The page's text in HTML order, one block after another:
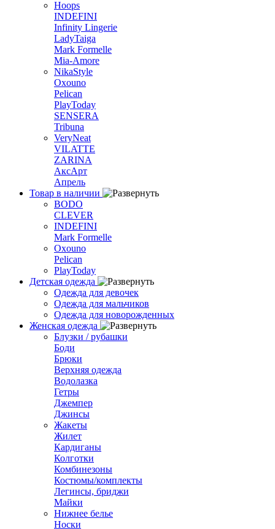
Hoops
INDEFINI
Infinity Lingerie
LadyTaiga
Mark Formelle
Mia-Amore
NikaStyle
Oxouno
Pelican
PlayToday
SENSERA
Tribuna
VeryNeat
VILATTE
ZARINA
АксАрт
Апрель
Товар в наличии
BODO
CLEVER
INDEFINI
Mark Formelle
Oxouno
Pelican
PlayToday
Детская одежда
Одежда для девочек
Одежда для мальчиков
Одежда для новорожденных
Женская одежда
Блузки / рубашки
Боди
Брюки
Верхняя одежда
Водолазка
Гетры
Джемпер
Джинсы
Жакеты
Жилет
Кардиганы
Колготки
Комбинезоны
Костюмы/комплекты
Легинсы, бриджи
Майки
Нижнее белье
Носки